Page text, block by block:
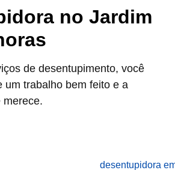
no Jardim
de desentupimento, você
um trabalho bem feito e a
merece.